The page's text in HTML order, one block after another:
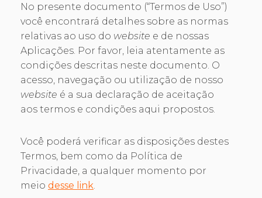
No presente documento (“Termos de Uso”)
você encontrará detalhes sobre as normas
relativas ao uso do website e de nossas
Aplicações. Por favor, leia atentamente as
condições descritas neste documento. O
acesso, navegação ou utilização de nosso
website é a sua declaração de aceitação
aos termos e condições aqui propostos.
Você poderá verificar as disposições destes
Termos, bem como da Política de
Privacidade, a qualquer momento por
meio desse link.